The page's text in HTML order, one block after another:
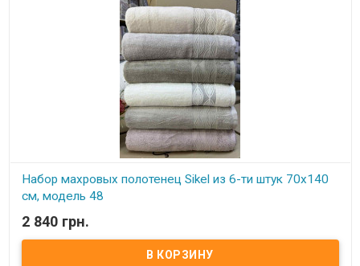
Набор махровых полотенец Sikel из 6-ти штук 70х140
см, модель 48
В наличии
Элитные махровые полотенца. Набор состоит из 6-ти штук.
Размер: 70х140 см - 6 штук Плотность: 550 г/м2 Состав: махра,
2 840 грн.